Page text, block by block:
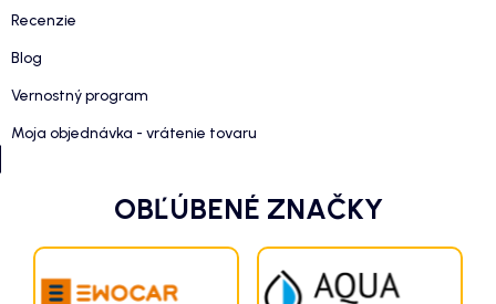
Recenzie
Blog
Vernostný program
Moja objednávka - vrátenie tovaru
OBĽÚBENÉ ZNAČKY